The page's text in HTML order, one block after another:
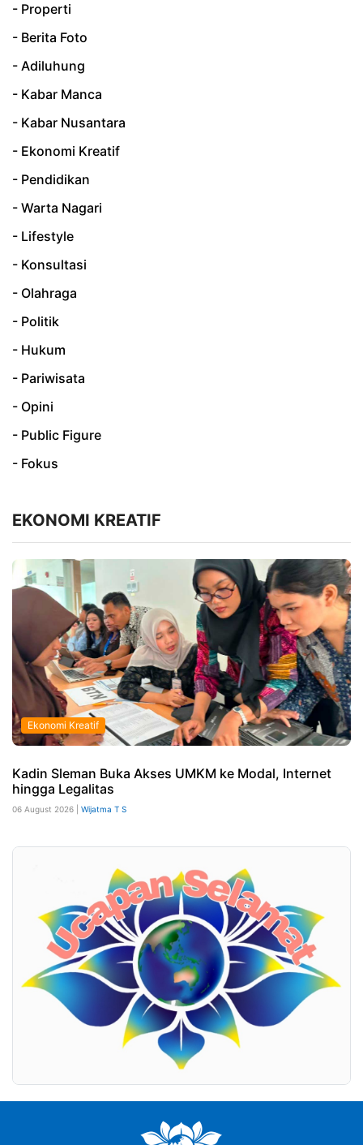
- Properti
- Berita Foto
- Adiluhung
- Kabar Manca
- Kabar Nusantara
- Ekonomi Kreatif
- Pendidikan
- Warta Nagari
- Lifestyle
- Konsultasi
- Olahraga
- Politik
- Hukum
- Pariwisata
- Opini
- Public Figure
- Fokus
EKONOMI KREATIF
Ekonomi Kreatif
Kadin Sleman Buka Akses UMKM ke Modal, Internet
hingga Legalitas
06 August 2026 | Wijatma T S